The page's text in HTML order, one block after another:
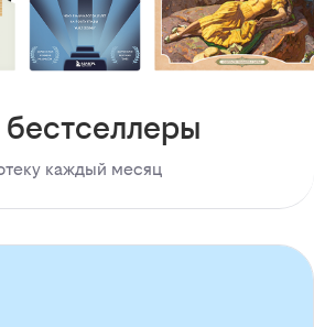
каждый месяц